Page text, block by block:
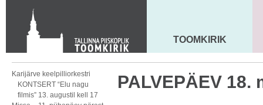
KONTAKT
Toom-Kooli 6, 10130 TALLINN
tallinna.toom@eelk.ee
MAARJA KIRIK
TOOMKIRIK
Karijärve keelpilliorkestri
KONTSERT “Elu nagu
filmis” 13. augustil kell 17
PALVEPÄEV 18.